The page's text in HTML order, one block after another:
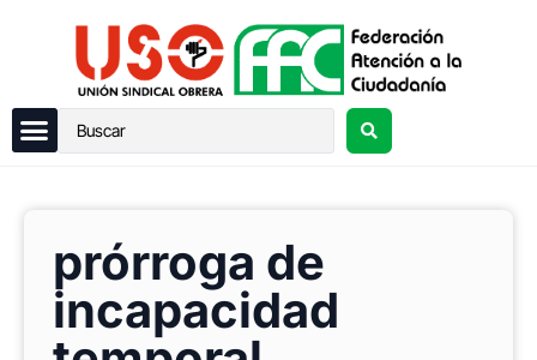
prórroga de
incapacidad